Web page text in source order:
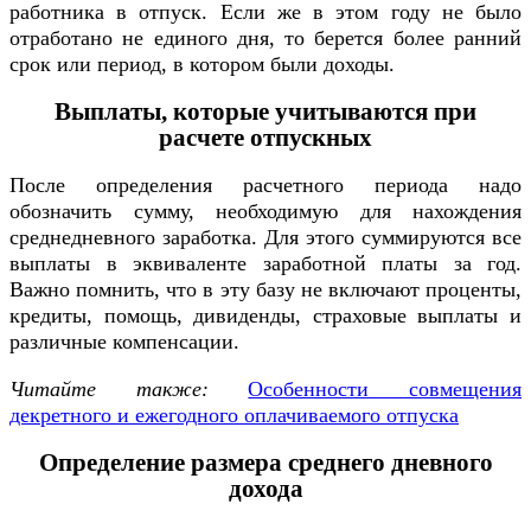
работника в отпуск. Если же в этом году не было
отработано не единого дня, то берется более ранний
срок или период, в котором были доходы.
Выплаты, которые учитываются при
расчете отпускных
После определения расчетного периода надо
обозначить сумму, необходимую для нахождения
среднедневного заработка. Для этого суммируются все
выплаты в эквиваленте заработной платы за год.
Важно помнить, что в эту базу не включают проценты,
кредиты, помощь, дивиденды, страховые выплаты и
различные компенсации.
Читайте также:
Особенности совмещения
декретного и ежегодного оплачиваемого отпуска
Определение размера среднего дневного
дохода